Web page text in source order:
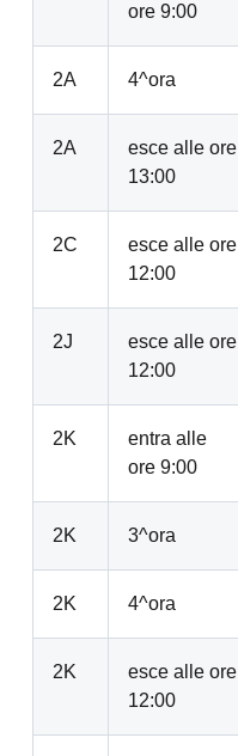
ore 9:00
2A 4^ora
2A
esce alle ore
13:00
2C
esce alle ore
12:00
2J
esce alle ore
12:00
2K
entra alle
ore 9:00
2K 3^ora
2K 4^ora
2K
esce alle ore
12:00